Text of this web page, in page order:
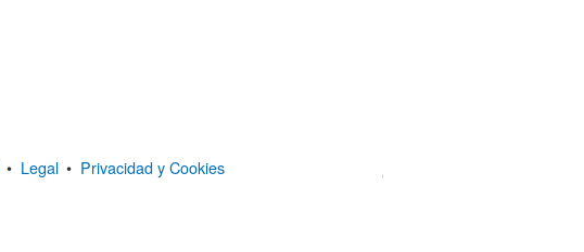
Un Airbus A350ULR de Qantas hace
• Legal • Privacidad y Cookies